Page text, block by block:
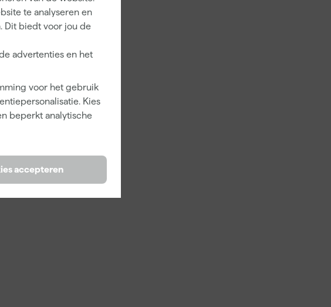
te analyseren en
Dit biedt voor jou de
advertenties en het
voor het gebruik
Kies
beperkt analytische
accepteren